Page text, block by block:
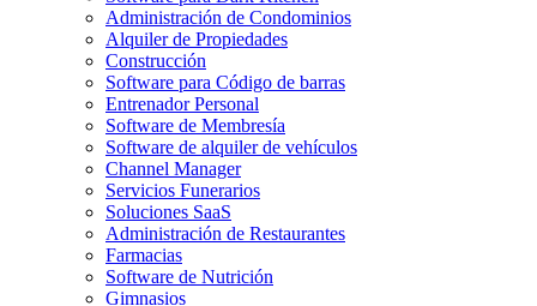
Administración de Condominios
Alquiler de Propiedades
Construcción
Software para Código de barras
Entrenador Personal
Software de Membresía
Software de alquiler de vehículos
Channel Manager
Servicios Funerarios
Soluciones SaaS
Administración de Restaurantes
Farmacias
Software de Nutrición
Gimnasios